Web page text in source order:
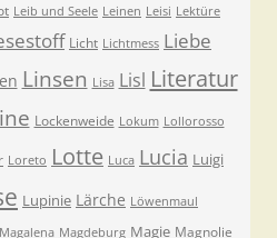
Leib und Seele Leinen Leisi Lektüre
Licht Lichtmess Liebe
Linsen Lisa Lisl Literatur
Lockenweide Lokum Lollorosso
Loreto Lotte Luca Lucia Luigi
Lupinie Lärche Löwenmaul
Magalena Magdeburg Magie Magnolie